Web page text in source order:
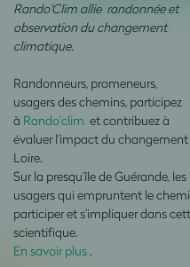
Rando'Clim allie randonnée et
observation du changement
climatique.
Randonneurs, promeneurs,
usagers des chemins, participez
à Rando’clim et contribuez à
évaluer l’impact du
Loire.
Sur la presqu’île de Guérande,
usagers qui empruntent le
participer et s’impliquer dans
scientifique.
En savoir plus .